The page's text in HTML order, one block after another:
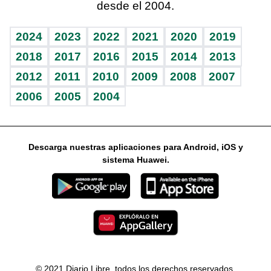
Vida y familia
Eñe
Celebrando la vida
Sin complejos
En pocas palabras
Escuchando al corazón
Economía Personal
Consulta Libre
BRV
TBT Deportivo
Más firmas
Guía del dinero
Horóscopos
desde el 2004.
2024 2023 2022 2021 2020
2019
2018
2017 2016 2015 2014
2013
2012
2011 2010 2009 2008
2007
2006
2005 2004
Descarga nuestras aplicaciones para Android, iOS y
sistema Huawei.
© 2021 Diario Libre, todos los derechos reservados.